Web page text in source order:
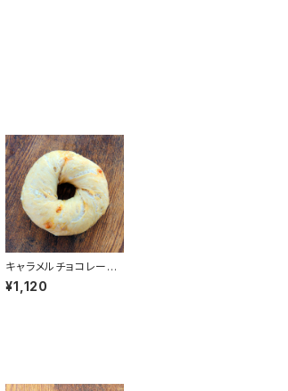
キャラメルチョコレート
【4個】
¥1,120